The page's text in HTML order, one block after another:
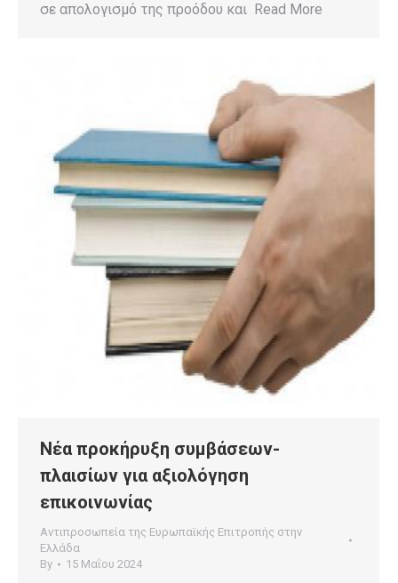
σε απολογισμό της προόδου και Read More
Νέα προκήρυξη συμβάσεων-
πλαισίων για αξιολόγηση
επικοινωνίας
Αντιπροσωπεία της Ευρωπαϊκής Επιτροπής στην
Ελλάδα
By
15 Μαΐου 2024